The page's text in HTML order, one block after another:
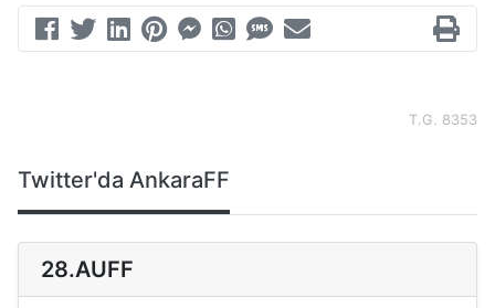
T.G. 8353
Twitter'da AnkaraFF
28.AUFF